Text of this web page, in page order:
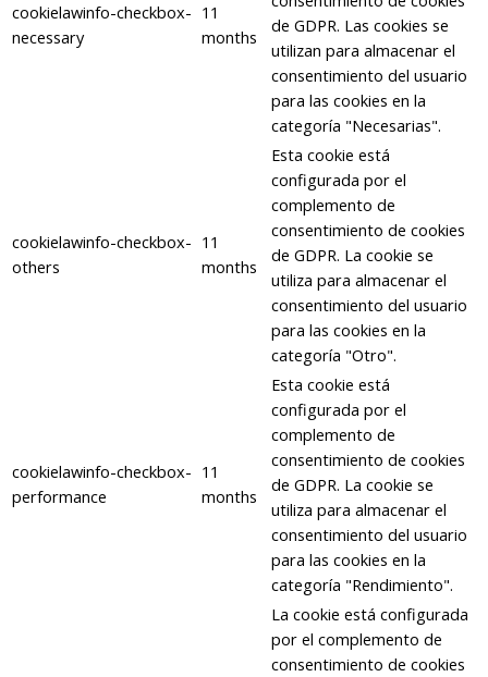
cookielawinfo-checkbox-
necessary
11
months
de GDPR. Las cookies se
utilizan para almacenar el
consentimiento del usuario
para las cookies en la
categoría "Necesarias".
cookielawinfo-checkbox-
others
11
months
Esta cookie está
configurada por el
complemento de
consentimiento de cookies
de GDPR. La cookie se
utiliza para almacenar el
consentimiento del usuario
para las cookies en la
categoría "Otro".
cookielawinfo-checkbox-
performance
11
months
Esta cookie está
configurada por el
complemento de
consentimiento de cookies
de GDPR. La cookie se
utiliza para almacenar el
consentimiento del usuario
para las cookies en la
categoría "Rendimiento".
La cookie está configurada
por el complemento de
consentimiento de cookies